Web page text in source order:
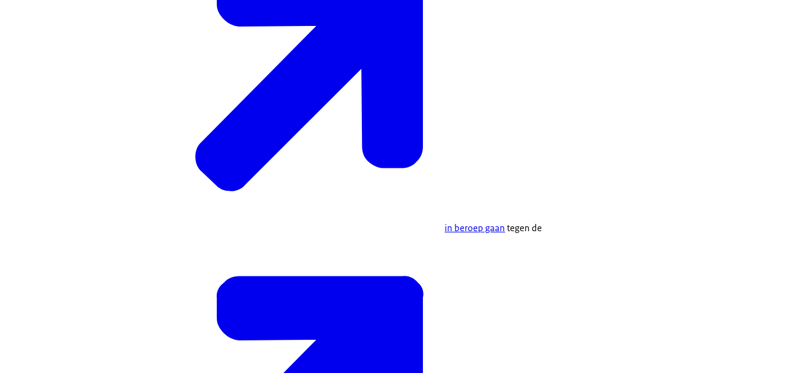
in beroep gaan tegen de